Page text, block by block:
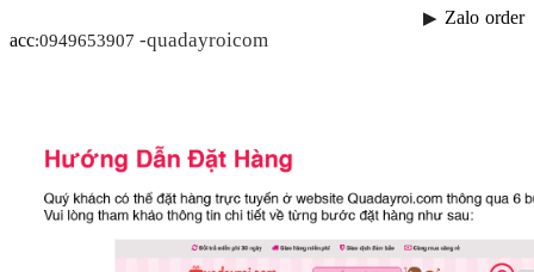
▶ Zalo order
acc:0949653907 -quadayroicom